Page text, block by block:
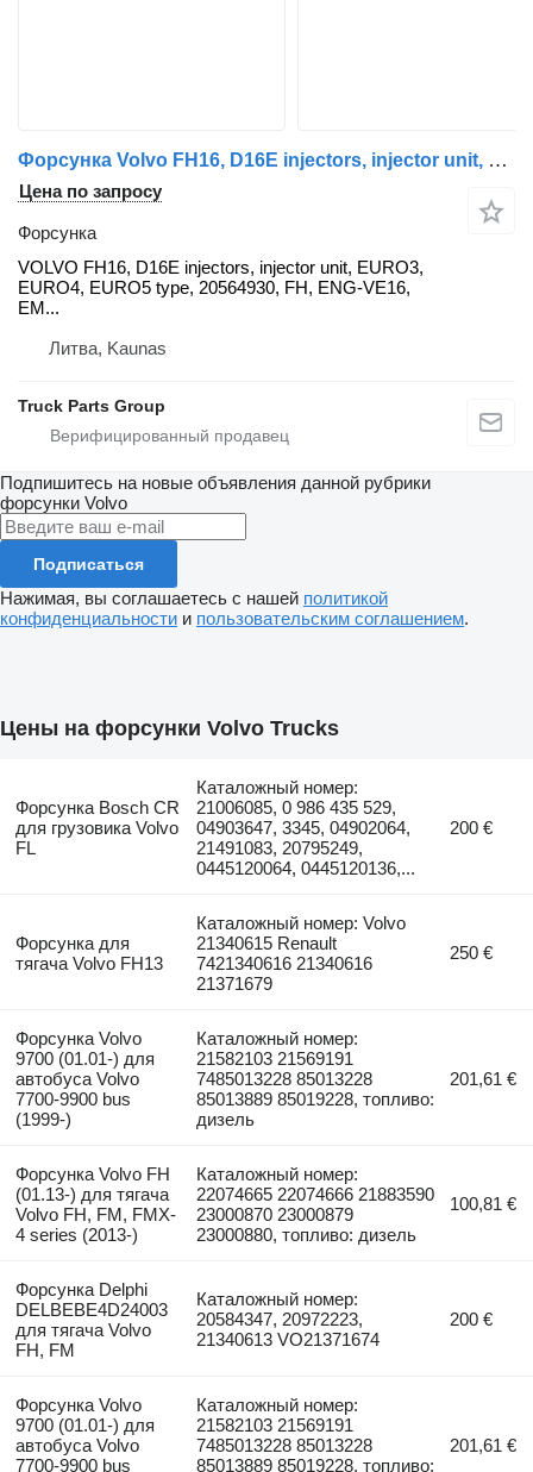
Форсунка Volvo FH16, D16E injectors, injector unit, EURO3, EURO4, EURO5 injecto VOLVO для тягача Volvo FH16
Цена по запросу
Форсунка
VOLVO FH16, D16E injectors, injector unit, EURO3,
EURO4, EURO5 type, 20564930, FH, ENG-VE16,
EM...
Литва, Kaunas
Truck Parts Group
Подпишитесь на новые объявления данной рубрики
форсунки Volvo
Подписаться
Нажимая, вы соглашаетесь с нашей политикой
конфиденциальности и пользовательским соглашением.
Цены на форсунки Volvo Trucks
Форсунка Bosch CR
для грузовика Volvo
FL
Каталожный номер:
21006085, 0 986 435 529,
04903647, 3345, 04902064,
21491083, 20795249,
0445120064, 0445120136,...
200 €
Форсунка для
тягача Volvo FH13
Каталожный номер: Volvo
21340615 Renault
7421340616 21340616
21371679
250 €
Форсунка Volvo
9700 (01.01-) для
автобуса Volvo
7700-9900 bus
(1999-)
Каталожный номер:
21582103 21569191
7485013228 85013228
85013889 85019228, топливо:
дизель
201,61 €
Форсунка Volvo FH
(01.13-) для тягача
Volvo FH, FM, FMX-
4 series (2013-)
Каталожный номер:
22074665 22074666 21883590
23000870 23000879
23000880, топливо: дизель
100,81 €
Форсунка Delphi
DELBEBE4D24003
для тягача Volvo
FH, FM
Каталожный номер:
20584347, 20972223,
21340613 VO21371674
200 €
Форсунка Volvo
9700 (01.01-) для
автобуса Volvo
7700-9900 bus
Каталожный номер:
21582103 21569191
7485013228 85013228
85013889 85019228, топливо:
201,61 €